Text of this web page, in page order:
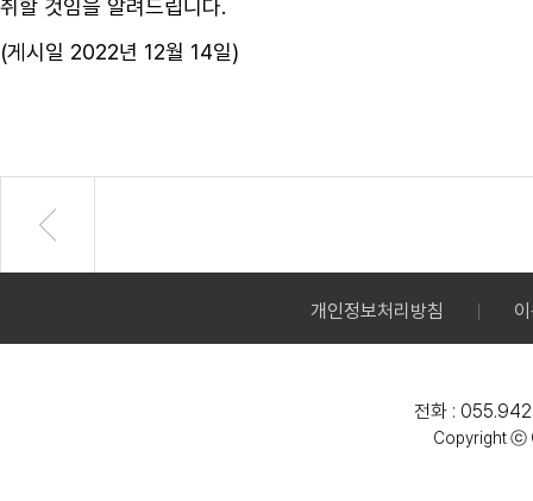
취할 것임을 알려드립니다.
(게시일 2022년 12월 14일)
개인정보처리방침
전화 :
Copyright ⓒ